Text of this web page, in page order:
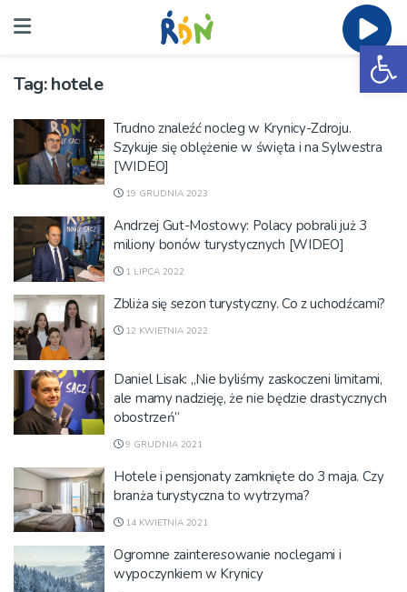
Tag:hotele
Trudno znaleźć nocleg w Krynicy-Zdroju.
Szykuje się oblężenie w święta i na Sylwestra
[WIDEO]
19 GRUDNIA 2023
Andrzej Gut-Mostowy: Polacy pobrali już 3
miliony bonów turystycznych [WIDEO]
1 LIPCA 2022
Zbliża się sezon turystyczny. Co z uchodźcami?
12 KWIETNIA 2022
Daniel Lisak: „Nie byliśmy zaskoczeni limitami,
ale mamy nadzieję, że nie będzie drastycznych
obostrzeń”
9 GRUDNIA 2021
Hotele i pensjonaty zamknięte do 3 maja. Czy
branża turystyczna to wytrzyma?
14 KWIETNIA 2021
Ogromne zainteresowanie noclegami i
wypoczynkiem w Krynicy